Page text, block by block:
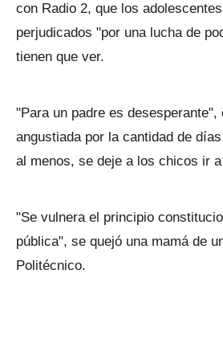
con Radio 2, que los
perjudicados "por una lucha de
tienen que ver.
"Para un padre es desesperante",
angustiada por la cantidad de
al menos, se deje a los chicos ir
"Se vulnera el principio
pública", se quejó una mamá de
Politécnico.